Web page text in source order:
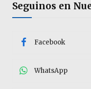
Seguinos en
Facebook
WhatsApp